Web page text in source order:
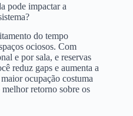
pode impactar a
do tempo
ociosos. Com
e por sala, e reservas
reduz gaps e aumenta a
ocupação costuma
retorno sobre os